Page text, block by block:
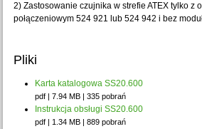
2) Zastosowanie czujnika w strefie ATEX tylko z
połączeniowym 524 921 lub 524 942 i bez
Pliki
Karta katalogowa SS20.600
pdf | 7.94 MB | 335 pobrań
Instrukcja obsługi SS20.600
pdf | 1.34 MB | 889 pobrań